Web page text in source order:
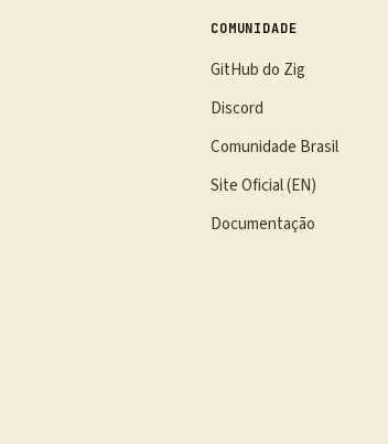
COMUNIDADE
GitHub do Zig
Discord
Comunidade Brasil
Site Oficial (EN)
Documentação